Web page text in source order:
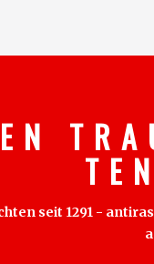
N T R
T E
seit 1291 -